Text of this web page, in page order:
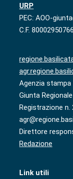
URP
PEC: AOO-
C.F. 80002950766
Agenzia stampa
Giunta
Registrazione
Direttore
Redazione
Link utili